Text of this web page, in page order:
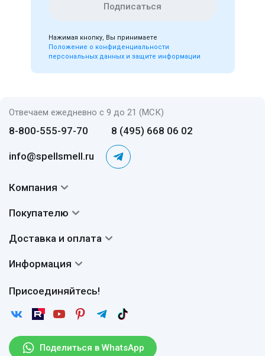
Подписаться
Нажимая кнопку, Вы принимаете
Положение о конфиденциальности
персональных данных и защите информации
Отвечаем ежедневно с 9 до 21 (МСК)
8-800-555-97-70 8 (495) 668 06 02
info@spellsmell.ru
Поделиться в WhatsApp
Присоединяйтесь!
Компания
Авторы
Сертификаты
Покупателю
Вопросы и ответы
Отзывы
Рассылка
Доставка и оплата
Доставка
Возврат
Информация
Пользовательское соглашение
Защита персональных данных